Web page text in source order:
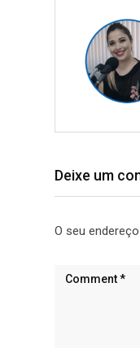
Deixe um
O seu